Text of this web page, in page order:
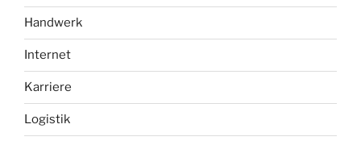
Handwerk
Internet
Karriere
Logistik